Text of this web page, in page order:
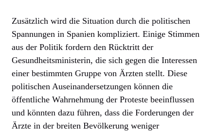
Zusätzlich wird die Situation durch die politischen
Spannungen in Spanien kompliziert. Einige Stimmen
aus der Politik fordern den Rücktritt der
Gesundheitsministerin, die sich gegen die Interessen
einer bestimmten Gruppe von Ärzten stellt. Diese
politischen Auseinandersetzungen können die
öffentliche Wahrnehmung der Proteste beeinflussen
und könnten dazu führen, dass die Forderungen der
Ärzte in der breiten Bevölkerung weniger